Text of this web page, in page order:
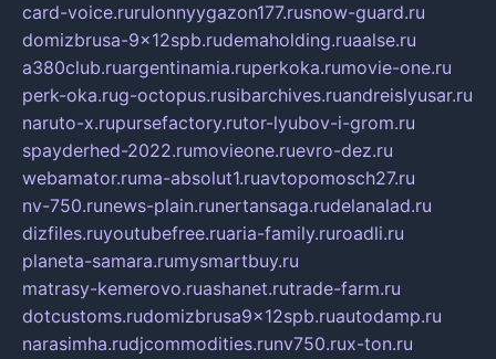
card-voice.rurulonnyygazon177.rusnow-guard.ru
domizbrusa-9x12spb.rudemaholding.ruaalse.ru
a380club.ruargentinamia.ruperkoka.rumovie-one.ru
perk-oka.rug-octopus.rusibarchives.ruandreislyusar.ru
naruto-x.rupursefactory.rutor-lyubov-i-grom.ru
spayderhed-2022.rumovieone.ruevro-dez.ru
webamator.ruma-absolut1.ruavtopomosch27.ru
nv-750.runews-plain.runertansaga.rudelanalad.ru
dizfiles.ruyoutubefree.ruaria-family.ruroadli.ru
planeta-samara.rumysmartbuy.ru
matrasy-kemerovo.ruashanet.rutrade-farm.ru
dotcustoms.rudomizbrusa9x12spb.ruautodamp.ru
narasimha.rudjcommodities.runv750.rux-ton.ru